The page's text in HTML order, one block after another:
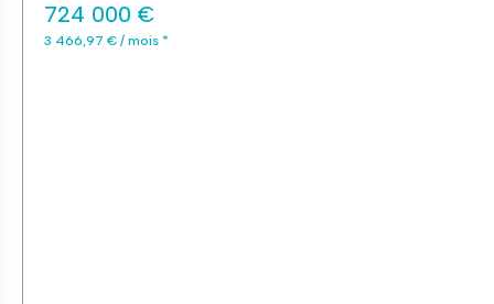
724 000 €
3 466,97 € / mois *